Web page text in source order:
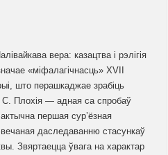
вера: казацтва і рэлігія
«міфалагічнасць» XVII
што перашкаджае зрабіць
С. Плохія — адная са спробаў
першая сур’ёзная
даследаванню стасункаў
Звяртаецца ўвага на характар